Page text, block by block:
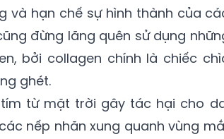
và hạn chế sự hình thành của
đừng lãng quên sử dụng
bởi collagen chính là chiếc
ghét.
từ mặt trời gây tác hại cho
nếp nhăn xung quanh vùng